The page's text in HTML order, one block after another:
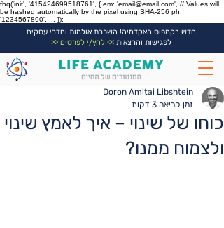
fbq('init', '415424699518761', { em: 'email@email.com', // Values will
be hashed automatically by the pixel using SHA-256 ph:
'1234567890', ... });
חדש בקמפוס האקדמיה! השכרת אולמות וחדרי עסקים
לפגישות והרצאות >> לחץ/י לפרטים <<
כוחו של שינוי – איך לאמץ שינוי
ולצמוח ממנו?
Doron Amitai Libshtein
זמן קריאה 3 דקות